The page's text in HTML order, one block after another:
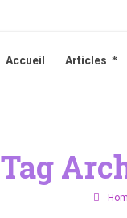
Accueil Articles
Tag